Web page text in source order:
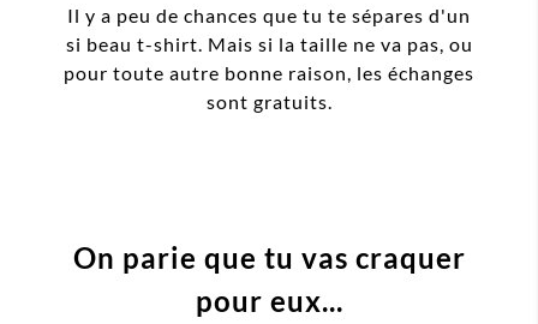
Il y a peu de chances que tu te sépares d'un
si beau t-shirt. Mais si la taille ne va pas, ou
pour toute autre bonne raison, les échanges
sont gratuits.
On parie que tu vas craquer
pour eux...